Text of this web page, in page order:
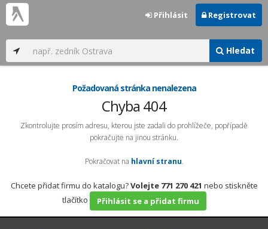
Hledat
Přihlásit Registrovat
Požadovaná stránka nenalezena
Chyba 404
Zkontrolujte prosím adresu, kterou jste zadali do prohlížeče, popřípadě
pokračujte na jinou stránku.
Pokračovat na hlavní stranu.
Chcete přidat firmu do katalogu?Volejte 771 270 421 nebo stiskněte
tlačítko
Přihlásit se a přidat firmu